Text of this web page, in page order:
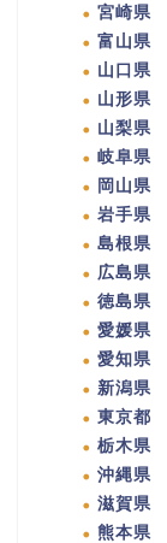
宮崎県
富山県
山口県
山形県
山梨県
岐阜県
岡山県
岩手県
島根県
広島県
徳島県
愛媛県
愛知県
新潟県
東京都
栃木県
沖縄県
滋賀県
熊本県